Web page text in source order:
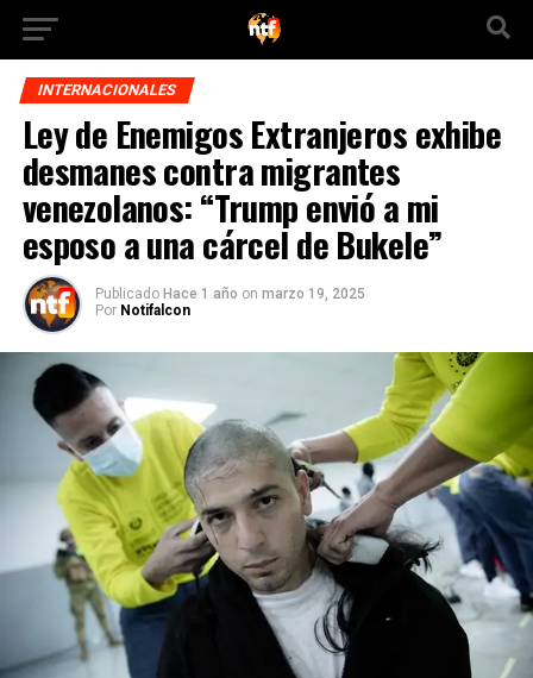
INTERNACIONALES
Ley de Enemigos Extranjeros exhibe
desmanes contra migrantes
venezolanos: “Trump envió a mi
esposo a una cárcel de Bukele”
Publicado Hace 1 año on marzo 19, 2025
Por Notifalcon